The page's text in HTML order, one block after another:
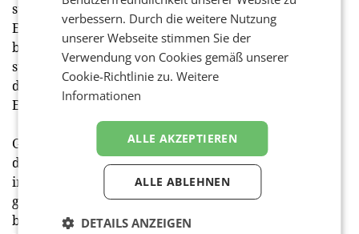
steigern. Insgesamt zeigt sich der österreichische
Einzelhandelsmarkt weiterhin anpassungsfähig und
bereit, sich den aktuellen Herausforderungen zu
stellen. Die Expansionspläne und Neuentwicklungen
deuten auf eine positive Entwicklung des stationären
Einzelhandels in den kommenden Jahren hin.
Geschäftsführer Eugen Otto fasst zusammen: „Trotz
der wirtschaftlichen Herausforderungen sehen wir
im österreichischen Einzelhandelsmarkt weiterhin
großes Potenzial. Besonders die Spitzenlagen Wiens
bieten weiterhin eine attraktive Basis für
verbessern. Durch die weitere Nutzung
unserer Webseite stimmen Sie der
Verwendung von Cookies gemäß unserer
Cookie-Richtlinie zu.Weitere
Informationen
ALLE AKZEPTIEREN
ALLE ABLEHNEN
DETAILS ANZEIGEN